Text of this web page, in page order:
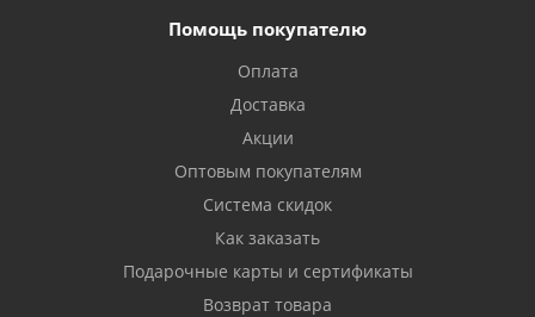
Помощь покупателю
Оплата
Доставка
Акции
Оптовым покупателям
Система скидок
Как заказать
Подарочные карты и сертификаты
Возврат товара